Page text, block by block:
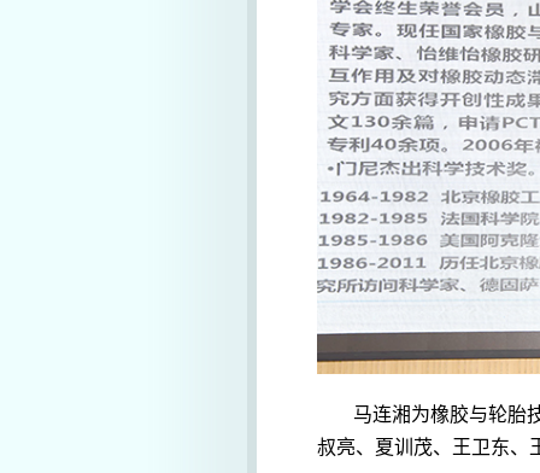
马连湘为橡胶与轮胎
叔亮、夏训茂、王卫东、